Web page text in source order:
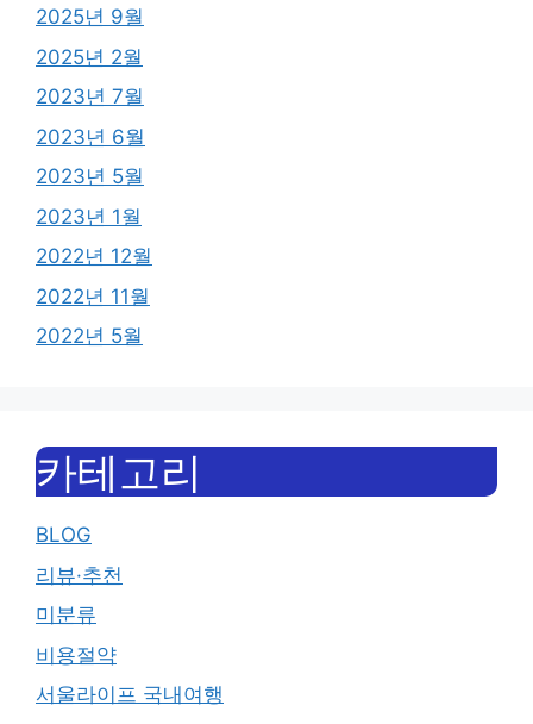
2025년 9월
2025년 2월
2023년 7월
2023년 6월
2023년 5월
2023년 1월
2022년 12월
2022년 11월
2022년 5월
카테고리
BLOG
리뷰·추천
미분류
비용절약
서울라이프 국내여행